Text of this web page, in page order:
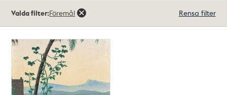
träffar
Valda filter:Föremål Rensa filter